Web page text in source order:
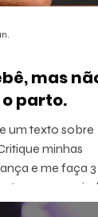
mas
parto.
um texto sobre
e me faça 3